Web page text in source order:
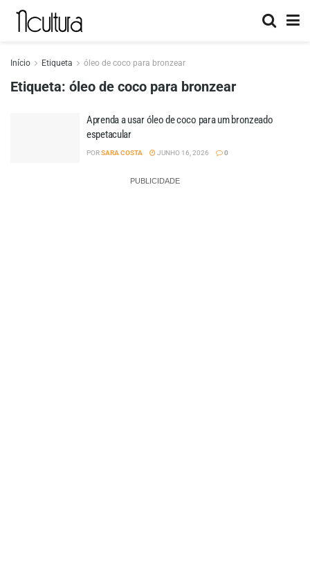
Início Etiqueta óleo de coco para bronzear
Etiqueta: óleo de coco para bronzear
Aprenda a usar óleo de coco para um bronzeado
espetacular
PORSARA COSTA JUNHO 16, 2026 0
PUBLICIDADE